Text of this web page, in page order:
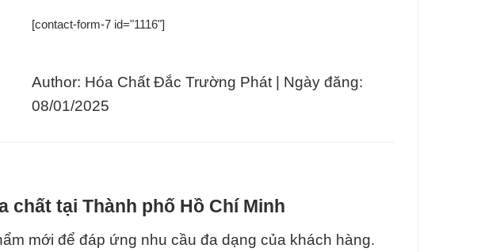
[contact-form-7 id="1116"]
Author: Hóa Chất Đắc Trường Phát | Ngày đăng:
08/01/2025
chất tại Thành phố Hồ Chí Minh
mới để đáp ứng nhu cầu đa dạng của khách hàng.